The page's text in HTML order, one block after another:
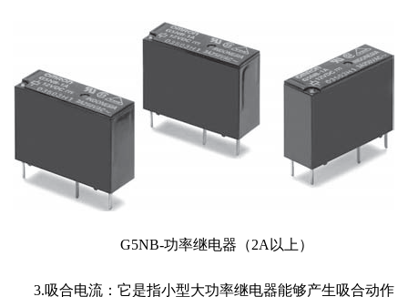
G5NB-功率继电器（2A以上）
3.吸合电流：它是指小型大功率继电器能够产生吸合动作